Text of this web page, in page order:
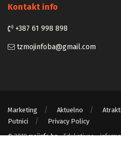
Kontakt info
+387 61 998 898
tzmojinfoba@gmail.com
Marketing Aktuelno
Putnici
Privacy Policy
© 2019mojinfo.ba- Edukativno -